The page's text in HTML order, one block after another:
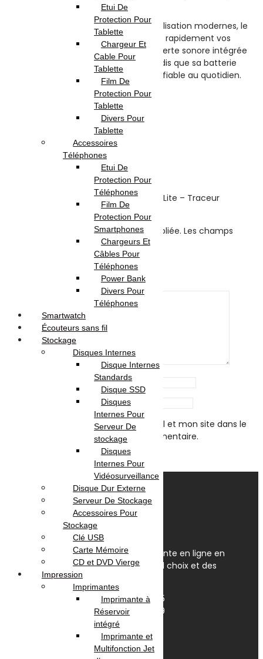
Compatible avec les réseaux de localisation modernes, le
Pinpop Lite vous permet de retrouver rapidement vos
affaires via votre smartphone. Son alerte sonore intégrée
facilite la recherche à proximité, tandis que sa batterie
longue durée garantit une utilisation fiable au quotidien.
Reviews
There are no reviews yet.
Be the first to review “Momax Pinpop Lite – Traceur
Votre adresse e-mail ne sera pas publiée. Les champs
obligatoires sont indiqués avec*
Enregistrer mon nom, mon e-mail et mon site dans le
navigateur pour mon prochain commentaire.
OmegaNet est Le spécialiste de la vente en ligne en
Tunisie. Nous disposons du plus grand choix et des
meilleurs prix en Tunisie.
Av. Habib Bourguiba, Tunis 1095
+(216) 31 420 566 / 96 657 549
contact@omeganet.tn
Lundi - Dimanche / 09H - 22H
Instagram
Etui De
Protection Pour
Tablette
Chargeur Et
Cable Pour
Tablette
Film De
Protection Pour
Tablette
Divers Pour
Tablette
Accessoires
Téléphones
Etui De
Protection Pour
Téléphones
Film De
Protection Pour
Smartphones
Chargeurs Et
Câbles Pour
Téléphones
Power Bank
Divers Pour
Téléphones
Smartwatch
Écouteurs sans fil
Stockage
Disques Internes
Disque Internes
Standards
Disque SSD
Disques
Internes Pour
Serveur De
stockage
Disques
Internes Pour
Vidéosurveillance
Disque Dur Externe
Serveur De Stockage
Accessoires Pour
Stockage
Clé USB
Carte Mémoire
CD et DVD Vierge
Impression
Imprimantes
Imprimante à
Réservoir
intégré
Imprimante et
Multifonction Jet